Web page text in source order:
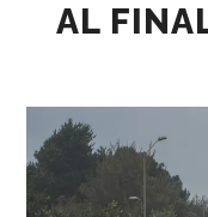
AL